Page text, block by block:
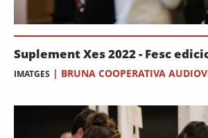
Suplement Xes 2022 - Fesc
IMATGES | BRUNA COOPERATIVA